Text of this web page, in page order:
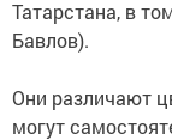
Татарстана, в
Бавлов).
Они различают
могут